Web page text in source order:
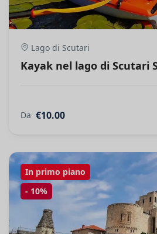
Lago di Scutari
Kayak nel lago di Scutari
Da €10.00
In primo piano
- 10%